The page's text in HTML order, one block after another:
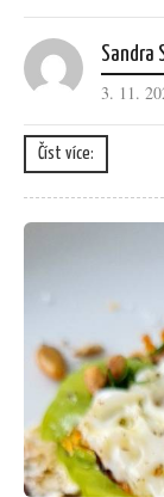
Sandra
3. 11.
Číst více: